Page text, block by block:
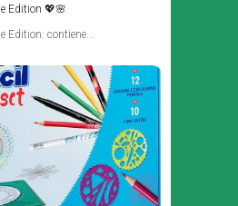
Edition 💖🌸
Edition: contiene...